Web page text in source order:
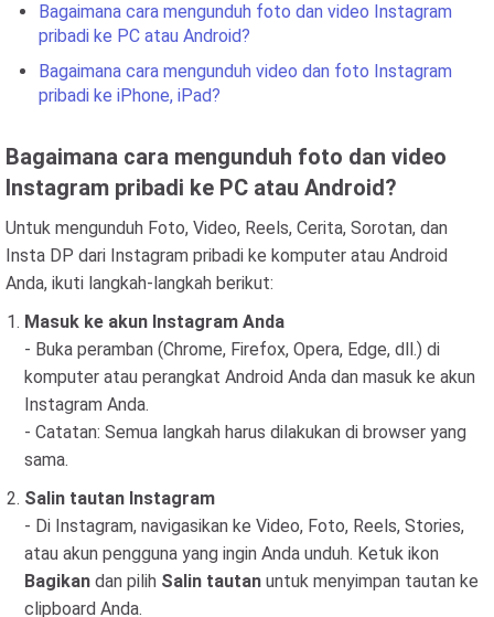
Bagaimana cara mengunduh foto dan video Instagram
pribadi ke PC atau Android?
Bagaimana cara mengunduh video dan foto Instagram
pribadi ke iPhone, iPad?
Bagaimana cara mengunduh foto dan video
Instagram pribadi ke PC atau Android?
Untuk mengunduh Foto, Video, Reels, Cerita, Sorotan, dan
Insta DP dari Instagram pribadi ke komputer atau Android
Anda, ikuti langkah-langkah berikut:
Masuk ke akun Instagram Anda
- Buka peramban (Chrome, Firefox, Opera, Edge, dll.) di
komputer atau perangkat Android Anda dan masuk ke akun
Instagram Anda.
- Catatan: Semua langkah harus dilakukan di browser yang
sama.
Salin tautan Instagram
- Di Instagram, navigasikan ke Video, Foto, Reels, Stories,
atau akun pengguna yang ingin Anda unduh. Ketuk ikon
Bagikan dan pilih Salin tautan untuk menyimpan tautan ke
clipboard Anda.